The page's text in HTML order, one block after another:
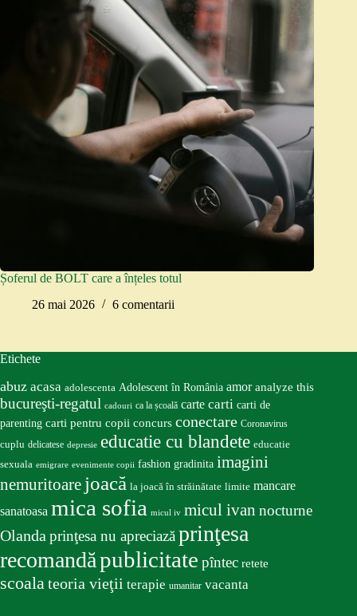
Șoferul de BOLT care a înțeles totul
26 mai 2026
6 comentarii
Etichete
abuz acasa adolescenta Adolescent în România amor analyze this
bucureşti-regatul cadouri ca la școală carte carti carti de
parenting carti pentru copii concurs conectare Coronavirus
cuplu delicatese depresie educatie cu blandete educatie
sexuala emigrare evenimente copii fashion gradinita imagini
nemuritoare joacă la joacă în străinătate limite mancare
sanatoasa mica sofia micul iv micul ivan nocturne
Olandaprinţesa nu apreciazăprinţesa
recomandăpublicitate pîntec retete
scoalateoria vieţii terapie umanitar vacanta